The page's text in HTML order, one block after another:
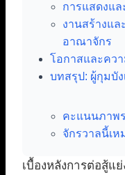
การแสดงแ
งานสร้างแ
อาณาจักร
โอกาสและคว
บทสรุป: ผู้กุมบั
คะแนนภาพ
จักรวาลนี้เห
เบื้องหลังการต่อสู้แ